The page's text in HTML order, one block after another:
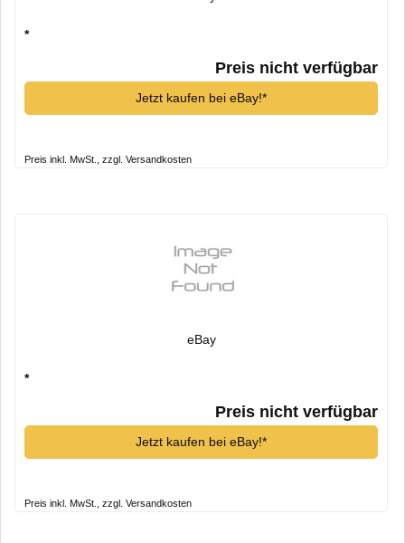
*
Preis nicht verfügbar
Jetzt kaufen bei eBay!*
Preis inkl. MwSt., zzgl. Versandkosten
eBay
*
Preis nicht verfügbar
Jetzt kaufen bei eBay!*
Preis inkl. MwSt., zzgl. Versandkosten